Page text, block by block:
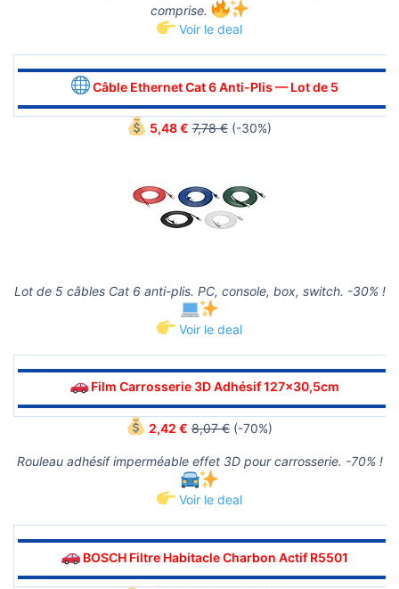
comprise.
Voir le deal
▬▬▬▬▬▬▬▬▬▬▬▬▬▬▬▬▬▬▬▬▬▬▬▬▬▬▬▬▬▬
Câble Ethernet Cat 6 Anti-Plis — Lot de 5
▬▬▬▬▬▬▬▬▬▬▬▬▬▬▬▬▬▬▬▬▬▬▬▬▬▬▬▬▬▬
5,48 € 7,78 €(-30%)
Lot de 5 câbles Cat 6 anti-plis. PC, console, box, switch. -30% !
Voir le deal
▬▬▬▬▬▬▬▬▬▬▬▬▬▬▬▬▬▬▬▬▬▬▬▬▬▬▬▬▬▬
Film Carrosserie 3D Adhésif 127x30,5cm
▬▬▬▬▬▬▬▬▬▬▬▬▬▬▬▬▬▬▬▬▬▬▬▬▬▬▬▬▬▬
2,42 € 8,07 €(-70%)
Rouleau adhésif imperméable effet 3D pour carrosserie. -70% !
Voir le deal
▬▬▬▬▬▬▬▬▬▬▬▬▬▬▬▬▬▬▬▬▬▬▬▬▬▬▬▬▬▬
BOSCH Filtre Habitacle Charbon Actif R5501
▬▬▬▬▬▬▬▬▬▬▬▬▬▬▬▬▬▬▬▬▬▬▬▬▬▬▬▬▬▬